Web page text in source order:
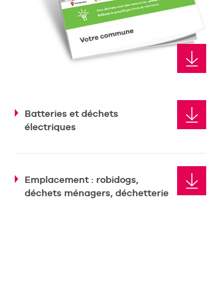
Batteries et déchets
électriques
Emplacement : robidogs,
déchets ménagers, déchetterie